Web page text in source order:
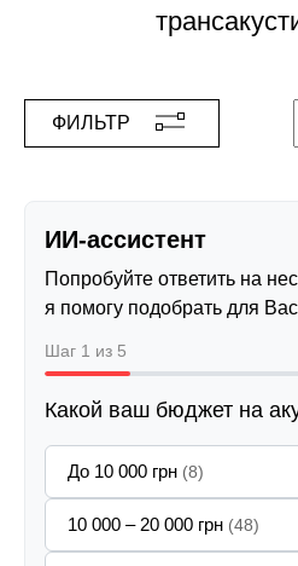
ФИЛЬТР
ИИ-ассистент
Попробуйте ответить на
я помогу подобрать для
Шаг 1 из 5
Какой ваш бюджет на
До 10 000 грн (8)
10 000 – 20 000 грн (48)